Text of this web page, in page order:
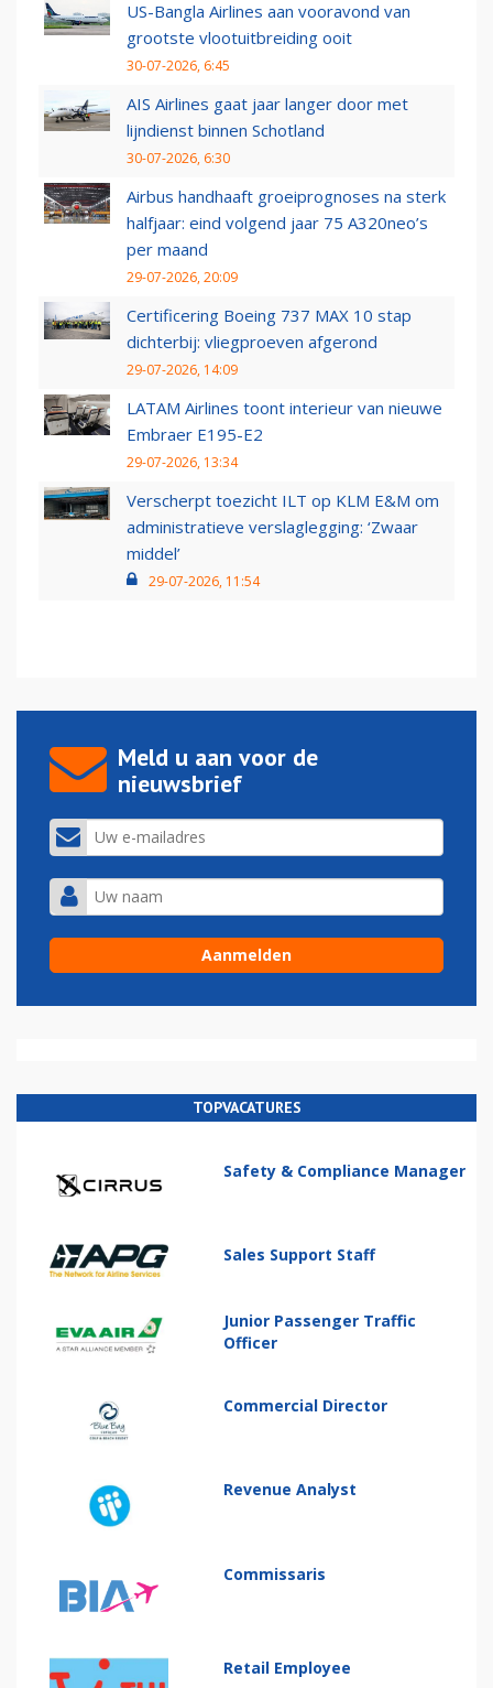
US-Bangla Airlines aan vooravond van
grootste vlootuitbreiding ooit
30-07-2026, 6:45
AIS Airlines gaat jaar langer door met
lijndienst binnen Schotland
30-07-2026, 6:30
Airbus handhaaft groeiprognoses na sterk
halfjaar: eind volgend jaar 75 A320neo’s
per maand
29-07-2026, 20:09
Certificering Boeing 737 MAX 10 stap
dichterbij: vliegproeven afgerond
29-07-2026, 14:09
LATAM Airlines toont interieur van nieuwe
Embraer E195-E2
29-07-2026, 13:34
Verscherpt toezicht ILT op KLM E&M om
administratieve verslaglegging: ‘Zwaar
middel’
29-07-2026, 11:54
Meld u aan voor de
nieuwsbrief
TOPVACATURES
Safety & Compliance Manager
Sales Support Staff
Junior Passenger Traffic
Officer
Commercial Director
Revenue Analyst
Commissaris
Retail Employee